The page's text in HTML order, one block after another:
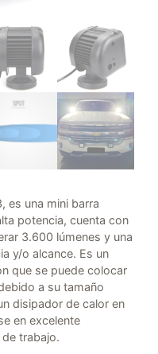
es una mini barra
potencia, cuenta con
3.600 lúmenes y una
y/o alcance. Es un
que se puede colocar
a su tamaño
disipador de calor en
en excelente
trabajo.